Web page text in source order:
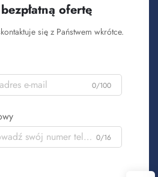
ofertę
się z Państwem wkrótce.
0/100
0/16